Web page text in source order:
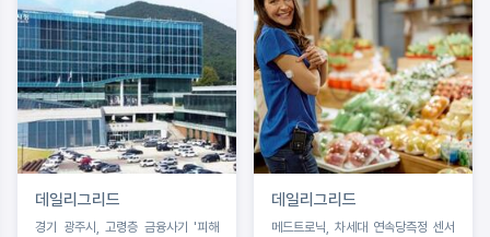
데일리그리드
경기 광주시, 고령층 금융사기 '피해
데일리그리드
메드트로닉, 차세대 연속당측정 센서